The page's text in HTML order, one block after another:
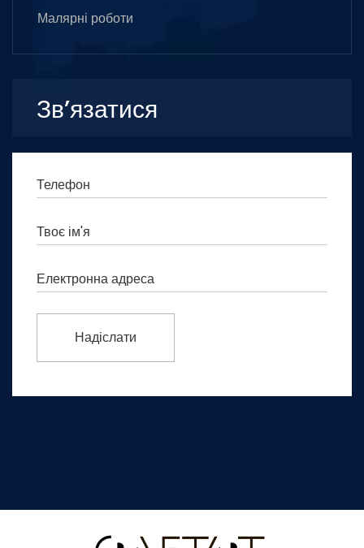
Малярні роботи
Зв’язатися